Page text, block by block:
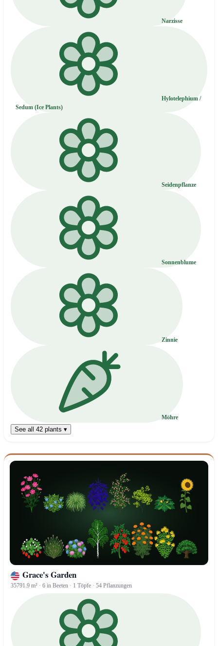
Narzisse
Hylotelephium /
Sedum (Ice Plants)
Seidenpflanze
Sonnenblume
Zinnie
Möhre
See all 42 plants ▾
Grace's Garden
35791.9 m² · 6 in Beeten · 1 Töpfe · 54 Pflanzungen